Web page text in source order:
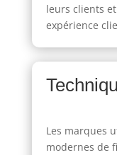
leurs clients
expérience
Les marques
modernes de